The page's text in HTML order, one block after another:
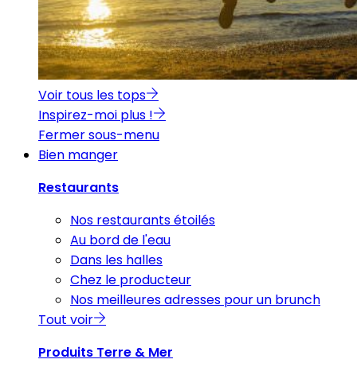
Voir tous les tops
Inspirez-moi plus !
Fermer sous-menu
Bien manger
Restaurants
Nos restaurants étoilés
Au bord de l'eau
Dans les halles
Chez le producteur
Nos meilleures adresses pour un brunch
Tout voir
Produits Terre & Mer